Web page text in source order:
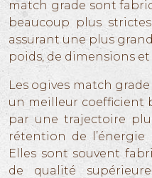
match grade sont
beaucoup plus
assurant une plus
poids, de dimensions
Les ogives match
un meilleur coefficient
par une trajectoire
rétention de l’énergie
Elles sont souvent
de qualité